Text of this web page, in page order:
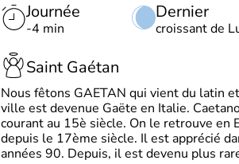
Journée
-4 min
Dernier
croissant de
Saint Gaétan
Nous fêtons GAETAN qui vient du latin
ville est devenue Gaëte en Italie.
courant au 15è siècle. On le retrouve en
depuis le 17ème siècle. Il est apprécié
années 90. Depuis, il est devenu plus